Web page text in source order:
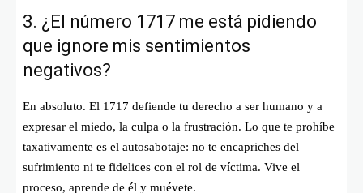
3. ¿El número 1717 me está pidiendo
que ignore mis sentimientos
negativos?
En absoluto. El 1717 defiende tu derecho a ser humano y a
expresar el miedo, la culpa o la frustración. Lo que te prohíbe
taxativamente es el autosabotaje: no te encapriches del
sufrimiento ni te fidelices con el rol de víctima. Vive el
proceso, aprende de él y muévete.